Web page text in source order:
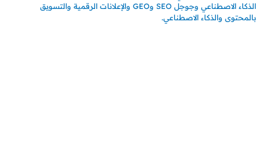
الذكاء الاصطناعي وجوجل SEO وGEO والإعلانات الرقمية والتسويق
بالمحتوى والذكاء الاصطناعي.